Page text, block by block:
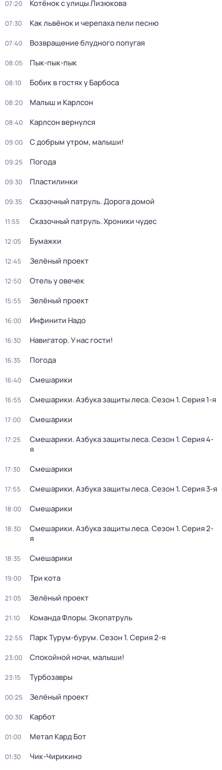
07:20 Котёнок с улицы Лизюкова
07:30 Как львёнок и черепаха пели песню
07:40 Возвращение блудного попугая
08:05 Пык-пык-пык
08:10 Бобик в гостях у Барбоса
08:20 Малыш и Карлсон
08:40 Карлсон вернулся
09:00 С добрым утром, малыши!
09:25 Погода
09:30 Пластилинки
09:35 Сказочный патруль. Дорога домой
11:55 Сказочный патруль. Хроники чудес
12:05 Бумажки
12:45 Зелёный проект
12:50 Отель у овечек
15:55 Зелёный проект
16:00 Инфинити Надо
16:30 Навигатор. У нас гости!
16:35 Погода
16:40 Смешарики
16:55 Смешарики. Азбука защиты леса. Сезон 1. Серия 1-я
17:00 Смешарики
17:25 Смешарики. Азбука защиты леса. Сезон 1. Серия 4-
я
17:30 Смешарики
17:55 Смешарики. Азбука защиты леса. Сезон 1. Серия 3-я
18:00 Смешарики
18:30 Смешарики. Азбука защиты леса. Сезон 1. Серия 2-
я
18:35 Смешарики
19:00 Три кота
21:05 Зелёный проект
21:10 Команда Флоры. Экопатруль
22:55 Парк Турум-бурум. Сезон 1. Серия 2-я
23:00 Спокойной ночи, малыши!
23:15 Турбозавры
00:25 Зелёный проект
00:30 Карбот
01:00 Метал Кард Бот
01:30 Чик-Чирикино